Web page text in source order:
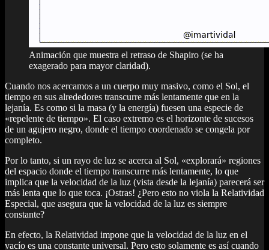
Animación que muestra el retraso de Shapiro (se ha
exagerado para mayor claridad).
Cuando nos acercamos a un cuerpo muy masivo, como el Sol, el
tiempo en sus alrededores transcurre más lentamente que en la
lejanía. Es como si la masa (y la energía) fuesen una especie de
«repelente de tiempo». El caso extremo es el horizonte de sucesos
de un agujero negro, donde el tiempo coordenado se congela por
completo.
Por lo tanto, si un rayo de luz se acerca al Sol, «explorará» regiones
del espacio donde el tiempo transcurre más lentamente, lo que
implica que la velocidad de la luz (vista desde la lejanía) parecerá ser
más lenta que lo que toca. ¡Ostras! ¿Pero esto no viola la Relatividad
Especial, que asegura que la velocidad de la luz es siempre
constante?
En efecto, la Relatividad impone que la velocidad de la luz en el
vacío es una constante universal. Pero esto solamente es así cuando